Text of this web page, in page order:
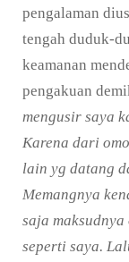
pengalaman
tengah duduk-
keamanan
pengakuan
mengusir saya
Karena dari
lain yg datang
Memangnya
saja
seperti saya.